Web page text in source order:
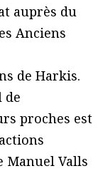
auprès du
Anciens
de Harkis.
de
proches est
Valls